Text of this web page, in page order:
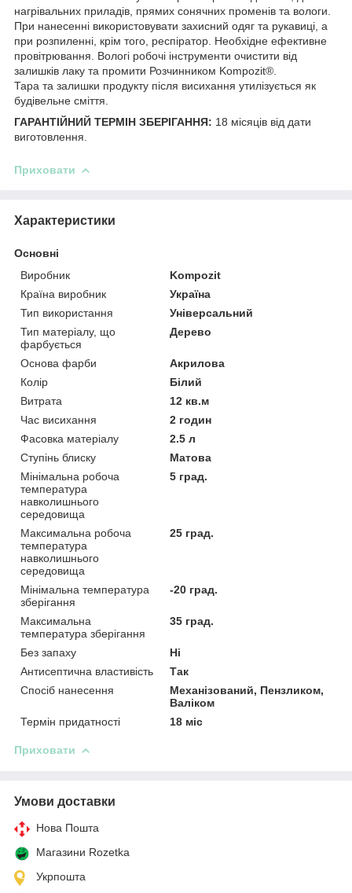
нагрівальних приладів, прямих сонячних променів та вологи.
При нанесенні використовувати захисний одяг та рукавиці, а
при розпиленні, крім того, респіратор. Необхідне ефективне
провітрювання. Вологі робочі інструменти очистити від
залишків лаку та промити Розчинником Kompozit®.
Тара та залишки продукту після висихання утилізується як
будівельне сміття.
ГАРАНТІЙНИЙ ТЕРМІН ЗБЕРІГАННЯ: 18 місяців від дати
виготовлення.
Приховати
Характеристики
Основні
Виробник
Kompozit
Країна виробник
Україна
Тип використання
Універсальний
Тип матеріалу, що
фарбується
Дерево
Основа фарби
Акрилова
Колір
Білий
Витрата
12 кв.м
Час висихання
2 годин
Фасовка матеріалу
2.5 л
Ступінь блиску
Матова
Мінімальна робоча
температура
навколишнього
середовища
5 град.
Максимальна робоча
температура
навколишнього
середовища
25 град.
Мінімальна температура
зберігання
-20 град.
Максимальна
температура зберігання
35 град.
Без запаху
Ні
Антисептична властивість
Так
Спосіб нанесення
Механізований, Пензликом,
Валіком
Термін придатності
18 міс
Приховати
Умови доставки
Нова Пошта
Магазини Rozetka
Укрпошта